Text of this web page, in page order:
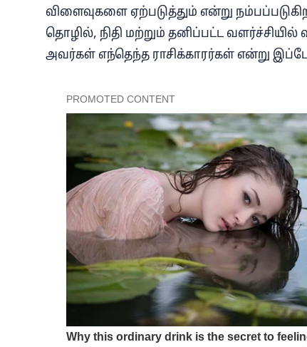
விளைவுகளை ஏற்படுத்தும் என்று
தொழில், நிதி மற்றும் தனிப்பட்ட
அவர்கள் எந்தெந்த ராசிக்காரர்கள் என்று